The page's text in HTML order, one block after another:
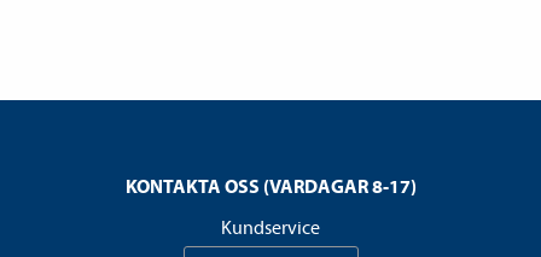
KONTAKTA OSS (VARDAGAR 8-17)
Kundservice